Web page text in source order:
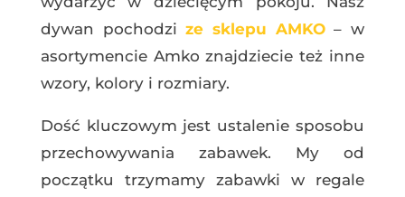
dywan pochodzize sklepu AMKO– w
asortymencie Amko znajdziecie też inne
wzory, kolory i rozmiary.
Dość kluczowym jest ustalenie sposobu
przechowywania zabawek. My od
początku trzymamy zabawki w regale